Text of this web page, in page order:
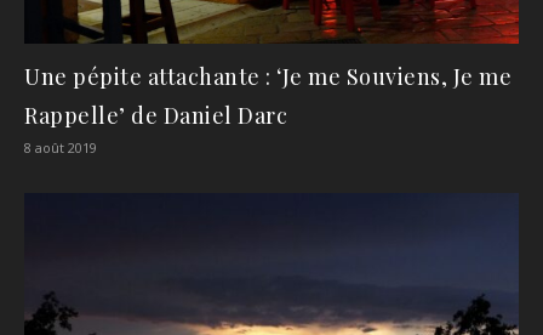
Une pépite attachante : ‘Je me Souviens, Je me
Rappelle’ de Daniel Darc
8 août 2019